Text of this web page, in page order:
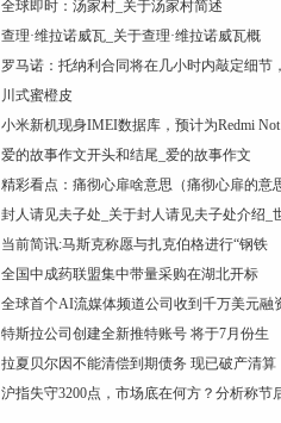
全球即时：汤家村_关于汤家村简述
查理·维拉诺威瓦_关于查理·维拉诺威瓦概
罗马诺：托纳利合同将在几小时内敲定细节，
川式蜜橙皮
小米新机现身IMEI数据库，预计为Redmi Not
爱的故事作文开头和结尾_爱的故事作文
精彩看点：痛彻心扉啥意思（痛彻心扉的意
封人请见夫子处_关于封人请见夫子处介绍_
当前简讯:马斯克称愿与扎克伯格进行“钢铁
全国中成药联盟集中带量采购在湖北开标
全球首个AI流媒体频道公司收到千万美元融
特斯拉公司创建全新推特账号 将于7月份生
拉夏贝尔因不能清偿到期债务 现已破产清算
沪指失守3200点，市场底在何方？分析称节